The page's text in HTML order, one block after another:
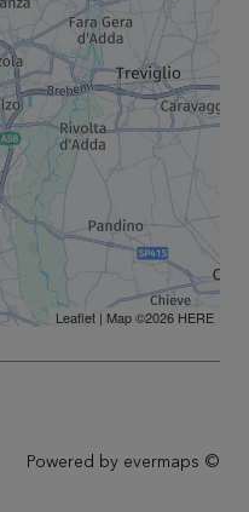
Leaflet| Map ©2026 HERE
Powered by evermaps ©